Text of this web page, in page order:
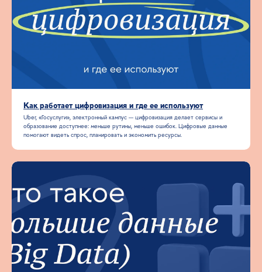
Как работает цифровизация и где ее используют
Uber, «Госуслуги», электронный кампус — цифровизация делает сервисы и
образование доступнее: меньше рутины, меньше ошибок. Цифровые данные
помогают видеть спрос, планировать и экономить ресурсы.